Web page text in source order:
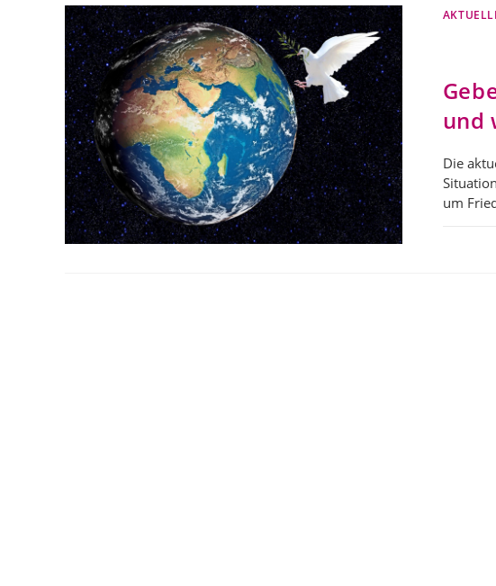
und
Die
um